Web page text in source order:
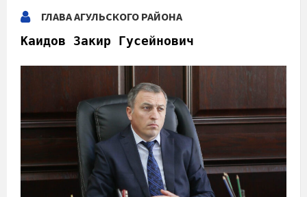
ГЛАВА АГУЛЬСКОГО РАЙОНА
Каидов Закир Гусейнович